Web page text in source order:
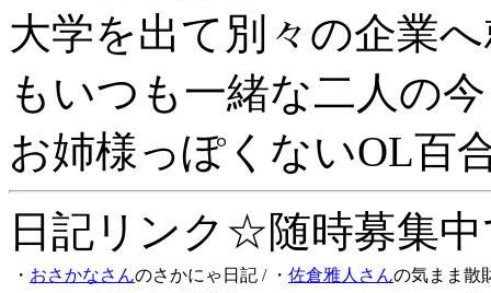
大学を出て別々の企業
もいつも一緒な二人の
お姉様っぽくないOL百
日記リンク☆随時募集
・ おさかなさんのさかにゃ日記 / ・ 佐倉雅人さんの気まま散